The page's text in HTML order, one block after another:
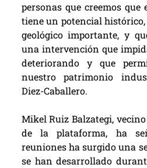
personas que creemos que
tiene un potencial
geológico importante, y
una intervención que
deteriorando y que
nuestro patrimonio
Diez-Caballero.
Mikel Ruiz Balzategi,
de la plataforma, ha
reuniones ha surgido una
se han desarrollado